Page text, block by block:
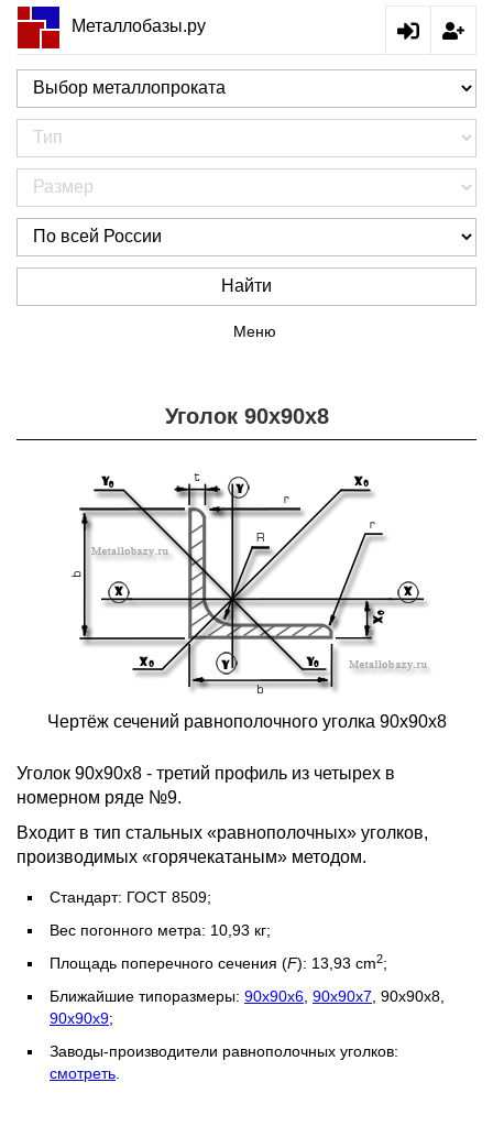
Металлобазы.ру
Найти
Меню
Уголок 90х90х8
Чертёж сечений равнополочного уголка 90х90х8
Уголок 90х90х8 - третий профиль из четырех в
номерном ряде №9.
Входит в тип стальных «равнополочных» уголков,
производимых «горячекатаным» методом.
Стандарт: ГОСТ 8509;
Вес погонного метра: 10,93 кг;
Площадь поперечного сечения (F): 13,93 cm2;
Ближайшие типоразмеры: 90х90х6 90х90х7 , 90х90х8,
90х90х9;
Заводы-производители равнополочных уголков:
смотреть